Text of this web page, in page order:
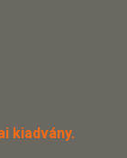
kiadvány.